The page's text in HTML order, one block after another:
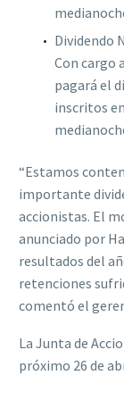
Dividendo
Con cargo
pagará el
inscritos
“Estamos
importante
accionistas. El
anunciado por
resultados del
retenciones
comentó el
La Junta de
próximo 26 de